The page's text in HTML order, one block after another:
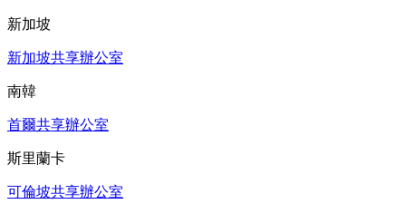
新加坡
新加坡共享辦公室
南韓
首爾共享辦公室
斯里蘭卡
可倫坡共享辦公室